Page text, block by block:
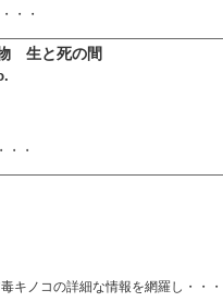
・・
生と死の間
・
キノコの詳細な情報を網羅し・・・